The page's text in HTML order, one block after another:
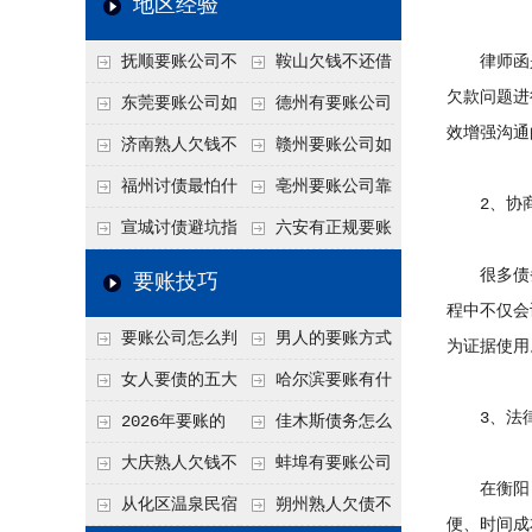
力企业化解应收账款
难题
地区经验
抚顺要账公司不
敢透漏的追回方法是
什么？
鞍山欠钱不还借
口太多？2026年这3
句反问话术，直接把
他后路堵死
东莞要账公司如
何有效要账讨债？20
26年合法追债经验总
结！
德州有要账公司
吗？如何合法讨债才
不沾风险？
济南熟人欠钱不
还？
赣州要账公司如
何有效讨债？合法追
债四步秘籍
福州讨债最怕什
么？2026年这两个关
键细节，做错就很难
亳州要账公司靠
谱吗？合法讨债四步
宣城讨债避坑指
南：2026年这2个细
回！
六安有正规要账
要账技巧
要账公司怎么判
断这个案子能不能
接？接案评估的标准
男人的要账方式
是什么呢？
女人要债的五大
绝招,轻松搞定
哈尔滨要账有什
么合法手段？2026年
最新追账方式总结！
2026年要账的
七个小方法
佳木斯债务怎么
追回呢？2026年成功
要账就用这2招
大庆熟人欠钱不
还躲猫猫？2026年这
蚌埠有要账公司
吗？2026年这3个方
从化区温泉民宿 朔州熟人欠债不
律师函是
欠款问题
效增强沟
2、协商
很多债务
程中不仅
为证据使
3、法律
在衡阳，
便、时间